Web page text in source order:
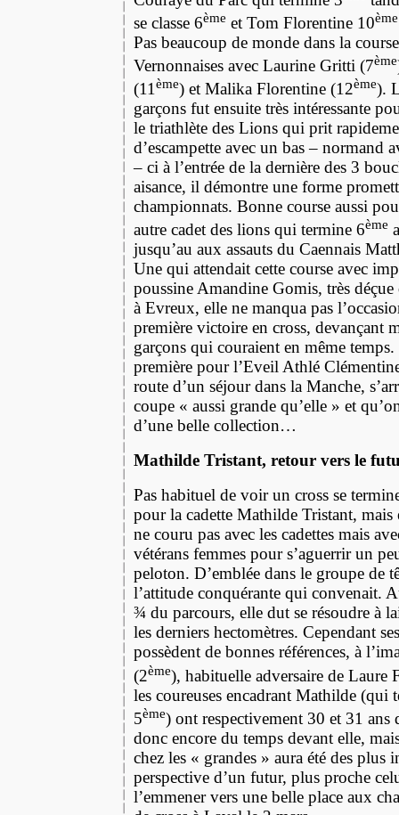
se classe 6ème et Tom Florentine 10ème
Pas beaucoup de monde dans la
Vernonnaises avec Laurine Gritti (7ème
(11ème) et Malika Florentine (12ème).
garçons fut ensuite très intéressante
le triathlète des Lions qui prit
d’escampette avec un bas – normand
– ci à l’entrée de la dernière des 3
aisance, il démontre une forme
championnats. Bonne course aussi
autre cadet des lions qui termine 6ème
jusqu’au aux assauts du Caennais
Une qui attendait cette course avec
poussine Amandine Gomis, très
à Evreux, elle ne manqua pas
première victoire en cross, devançant
garçons qui couraient en même
première pour l’Eveil Athlé
route d’un séjour dans la Manche,
coupe « aussi grande qu’elle » et
d’une belle collection…
Mathilde Tristant, retour vers le
Pas habituel de voir un cross se
pour la cadette Mathilde Tristant, mais
ne couru pas avec les cadettes mais
vétérans femmes pour s’aguerrir un
peloton. D’emblée dans le groupe de
l’attitude conquérante qui convenait.
¾ du parcours, elle dut se résoudre à
les derniers hectomètres. Cependant
possèdent de bonnes références, à
(2ème), habituelle adversaire de
les coureuses encadrant Mathilde (qui
5ème) ont respectivement 30 et 31 ans
donc encore du temps devant elle,
chez les « grandes » aura été des plus
perspective d’un futur, plus proche
l’emmener vers une belle place aux